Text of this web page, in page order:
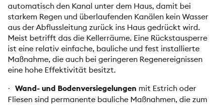
automatisch den Kanal unter dem Haus, damit bei
starkem Regen und überlaufenden Kanälen kein Wasser
aus der Abflussleitung zurück ins Haus gedrückt wird.
Meist betrifft das die Kellerräume. Eine Rückstausperre
ist eine relativ einfache, bauliche und fest installierte
Maßnahme, die auch bei geringeren Regenereignissen
eine hohe Effektivität besitzt.
· Wand- und Bodenversiegelungen mit Estrich oder
Fliesen sind permanente bauliche Maßnahmen, die zum